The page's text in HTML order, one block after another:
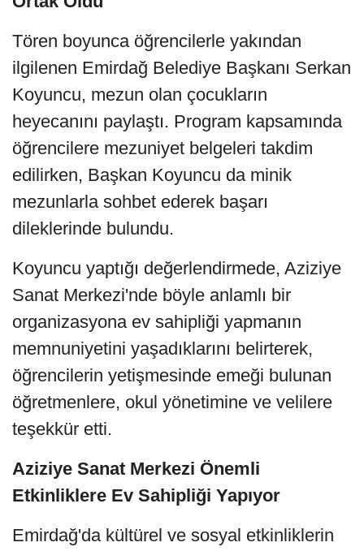
Tören boyunca öğrencilerle yakından
ilgilenen Emirdağ Belediye Başkanı Serkan
Koyuncu, mezun olan çocukların
heyecanını paylaştı. Program kapsamında
öğrencilere mezuniyet belgeleri takdim
edilirken, Başkan Koyuncu da minik
mezunlarla sohbet ederek başarı
dileklerinde bulundu.
Koyuncu yaptığı değerlendirmede, Aziziye
Sanat Merkezi'nde böyle anlamlı bir
organizasyona ev sahipliği yapmanın
memnuniyetini yaşadıklarını belirterek,
öğrencilerin yetişmesinde emeği bulunan
öğretmenlere, okul yönetimine ve velilere
teşekkür etti.
Aziziye Sanat Merkezi Önemli
Etkinliklere Ev Sahipliği Yapıyor
Emirdağ'da kültürel ve sosyal etkinliklerin